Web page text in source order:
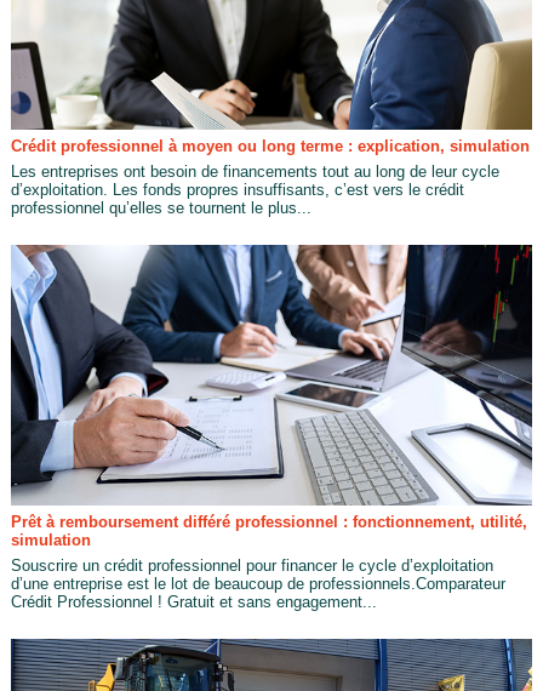
Crédit professionnel à moyen ou long terme : explication, simulation
Les entreprises ont besoin de financements tout au long de leur cycle
d’exploitation. Les fonds propres insuffisants, c’est vers le crédit
professionnel qu’elles se tournent le plus...
Prêt à remboursement différé professionnel : fonctionnement, utilité,
simulation
Souscrire un crédit professionnel pour financer le cycle d’exploitation
d’une entreprise est le lot de beaucoup de professionnels.Comparateur
Crédit Professionnel ! Gratuit et sans engagement...